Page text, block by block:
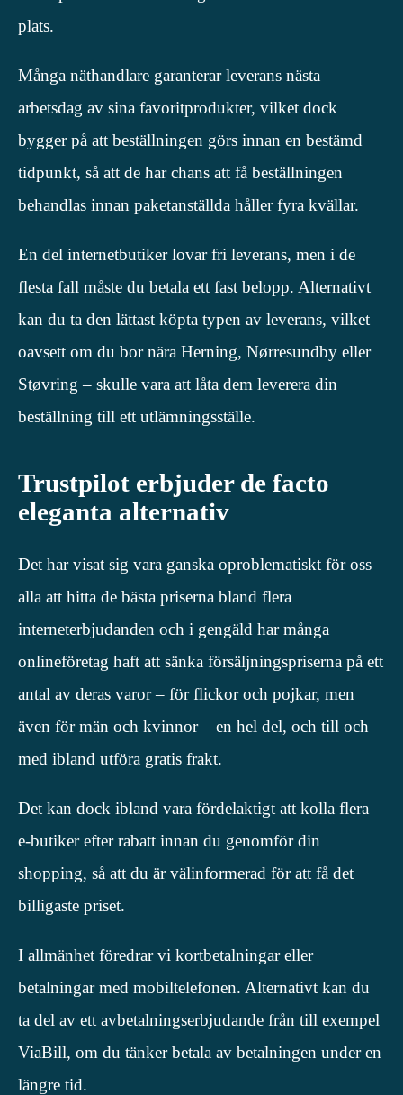
plats.
Många näthandlare garanterar leverans nästa
arbetsdag av sina favoritprodukter, vilket dock
bygger på att beställningen görs innan en bestämd
tidpunkt, så att de har chans att få beställningen
behandlas innan paketanställda håller fyra kvällar.
En del internetbutiker lovar fri leverans, men i de
flesta fall måste du betala ett fast belopp. Alternativt
kan du ta den lättast köpta typen av leverans, vilket –
oavsett om du bor nära Herning, Nørresundby eller
Støvring – skulle vara att låta dem leverera din
beställning till ett utlämningsställe.
Trustpilot erbjuder de facto
eleganta alternativ
Det har visat sig vara ganska oproblematiskt för oss
alla att hitta de bästa priserna bland flera
interneterbjudanden och i gengäld har många
onlineföretag haft att sänka försäljningspriserna på ett
antal av deras varor – för flickor och pojkar, men
även för män och kvinnor – en hel del, och till och
med ibland utföra gratis frakt.
Det kan dock ibland vara fördelaktigt att kolla flera
e-butiker efter rabatt innan du genomför din
shopping, så att du är välinformerad för att få det
billigaste priset.
I allmänhet föredrar vi kortbetalningar eller
betalningar med mobiltelefonen. Alternativt kan du
ta del av ett avbetalningserbjudande från till exempel
ViaBill, om du tänker betala av betalningen under en
längre tid.